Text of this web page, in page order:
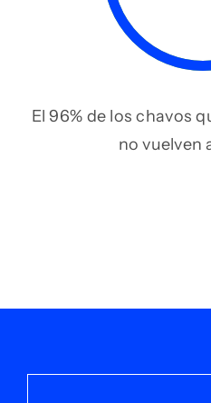
El 96% de los chavos
no vuelven